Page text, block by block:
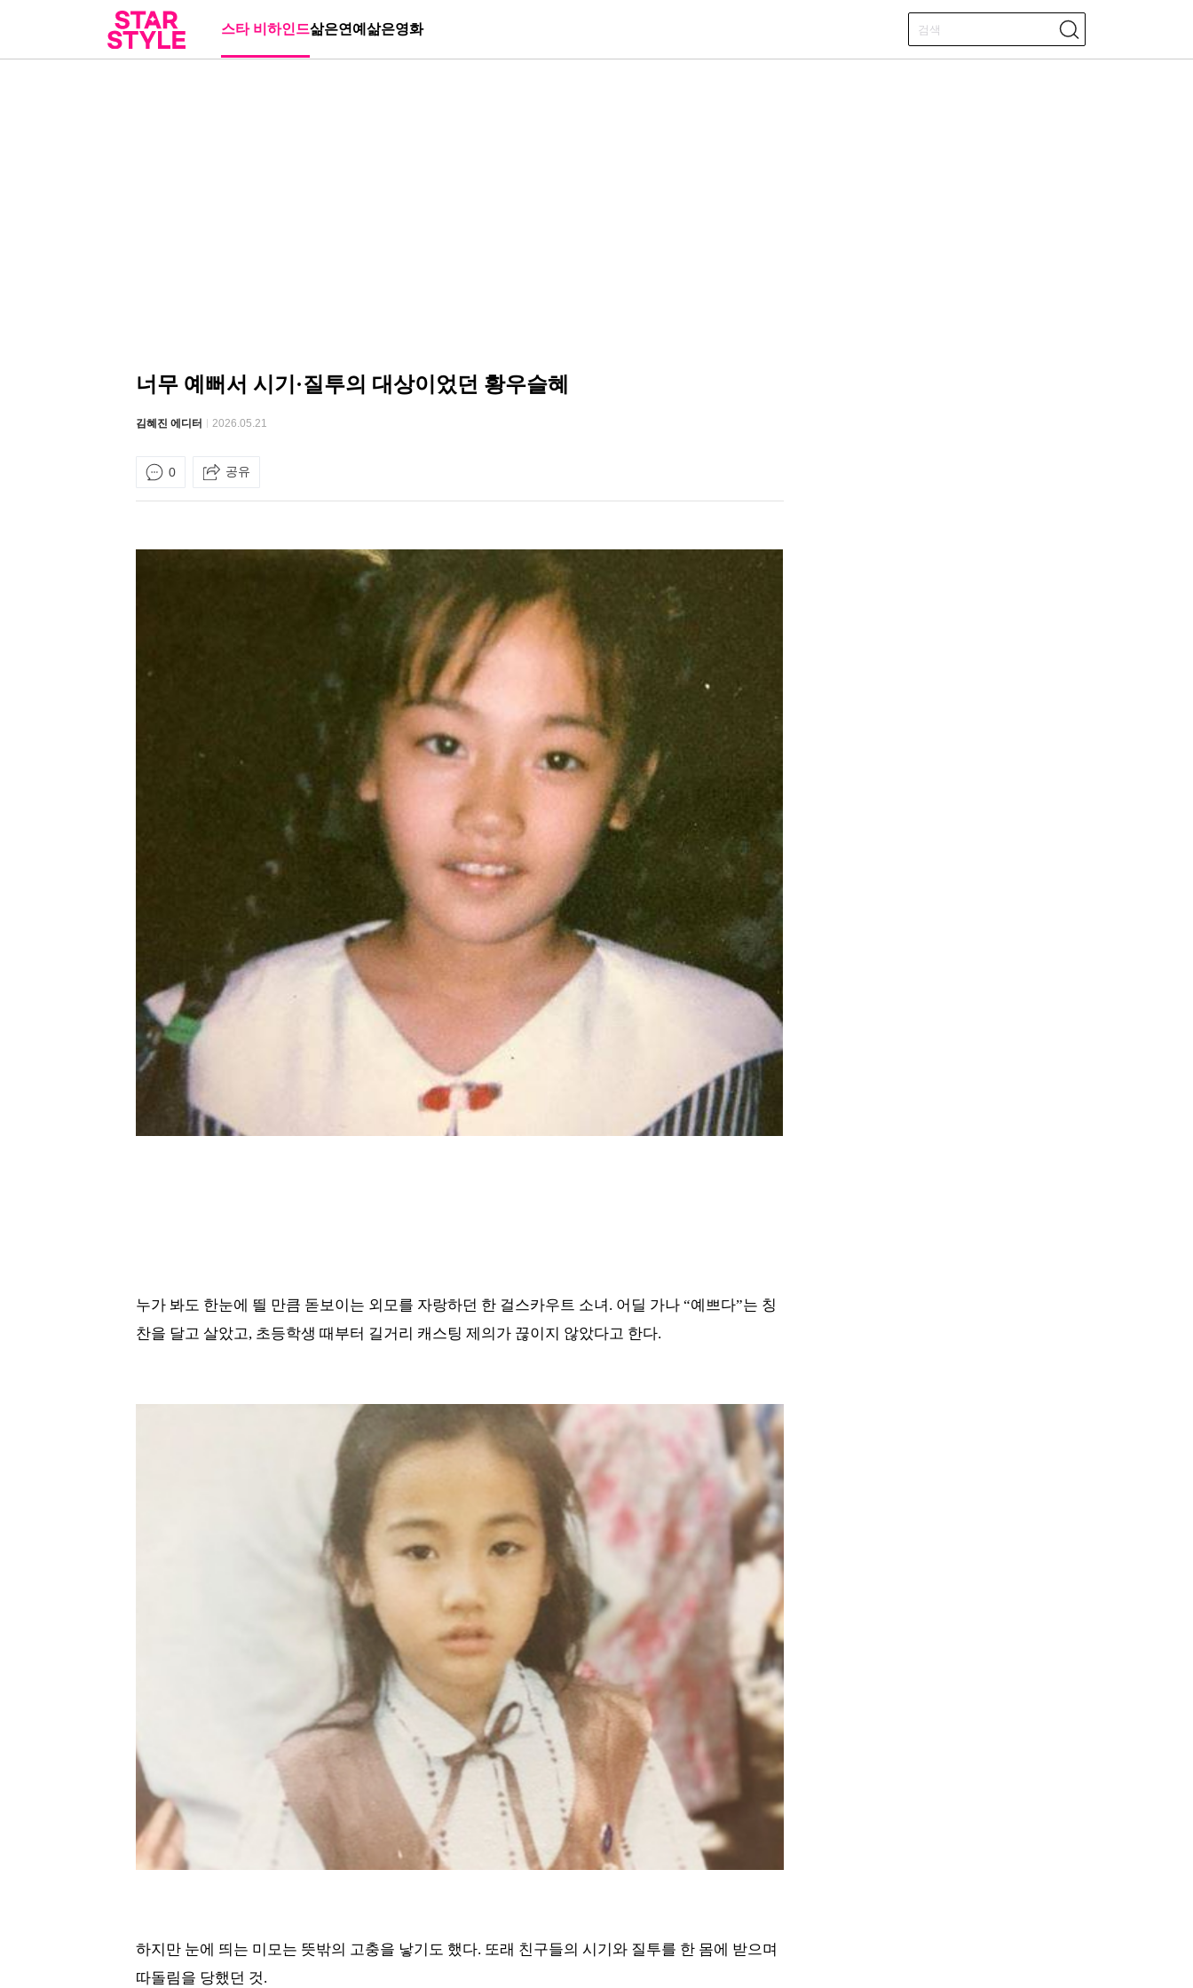
스타 비하인드삶은연예 삶은영화
너무 예뻐서 시기·질투의 대상이었던 황우슬혜
김혜진 에디터 2026.05.21
0 공유
누가 봐도 한눈에 띌 만큼 돋보이는 외모를 자랑하던 한 걸스카우트 소녀. 어딜 가나 “예쁘다”는 칭
찬을 달고 살았고, 초등학생 때부터 길거리 캐스팅 제의가 끊이지 않았다고 한다.
하지만 눈에 띄는 미모는 뜻밖의 고충을 낳기도 했다. 또래 친구들의 시기와 질투를 한 몸에 받으며
따돌림을 당했던 것.